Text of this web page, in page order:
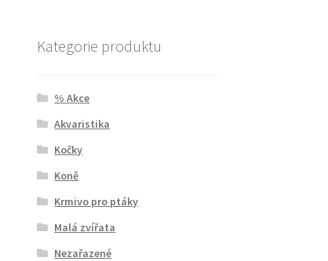
Kategorie produktu
% Akce
Akvaristika
Kočky
Koně
Krmivo pro ptáky
Malá zvířata
Nezařazené